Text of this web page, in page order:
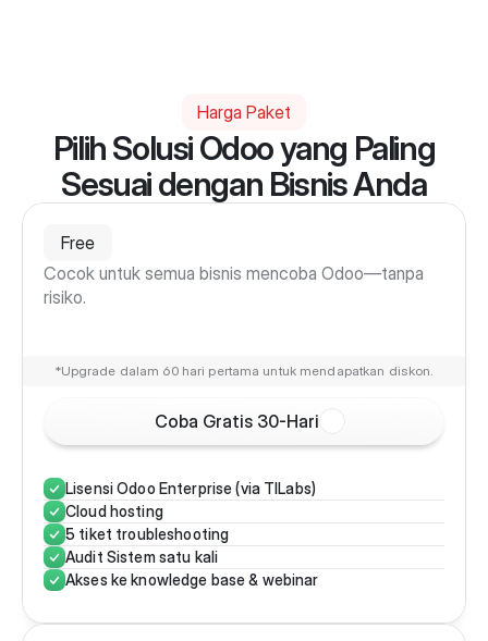
Harga Paket
Pilih Solusi Odoo yang Paling
Sesuai dengan Bisnis Anda
Free
Cocok untuk semua bisnis mencoba Odoo—tanpa
risiko.
*Upgrade dalam 60 hari pertama untuk mendapatkan diskon.
Coba Gratis 30-Hari
Lisensi Odoo Enterprise (via TILabs)
Cloud hosting
5 tiket troubleshooting
Audit Sistem satu kali
Akses ke knowledge base & webinar